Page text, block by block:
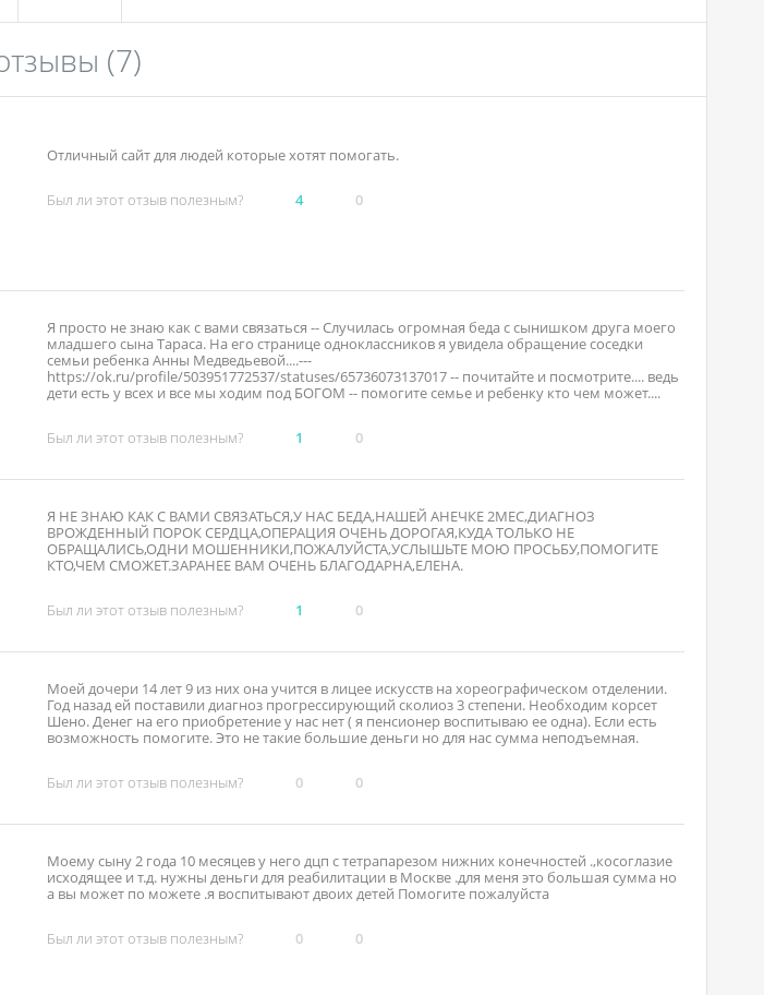
(7)
Отличный сайт для людей которые хотят помогать.
Был ли этот отзыв полезным? 4 0
Я просто не знаю как с вами связаться -- Случилась огромная беда с сынишком друга моего
младшего сына Тараса. На его странице одноклассников я увидела обращение соседки
семьи ребенка Анны Медведьевой....---
https://ok.ru/profile/503951772537/statuses/65736073137017 -- почитайте и посмотрите.... ведь
дети есть у всех и все мы ходим под БОГОМ -- помогите семье и ребенку кто чем может....
Был ли этот отзыв полезным? 1 0
Я НЕ ЗНАЮ КАК С ВАМИ СВЯЗАТЬСЯ,У НАС БЕДА,НАШЕЙ АНЕЧКЕ 2МЕС,ДИАГНОЗ
ВРОЖДЕННЫЙ ПОРОК СЕРДЦА,ОПЕРАЦИЯ ОЧЕНЬ ДОРОГАЯ,КУДА ТОЛЬКО НЕ
ОБРАЩАЛИСЬ,ОДНИ МОШЕННИКИ,ПОЖАЛУЙСТА,УСЛЫШЬТЕ МОЮ ПРОСЬБУ,ПОМОГИТЕ
КТО,ЧЕМ СМОЖЕТ.ЗАРАНЕЕ ВАМ ОЧЕНЬ БЛАГОДАРНА,ЕЛЕНА.
Был ли этот отзыв полезным? 1 0
Моей дочери 14 лет 9 из них она учится в лицее искусств на хореографическом отделении.
Год назад ей поставили диагноз прогрессирующий сколиоз 3 степени. Необходим корсет
Шено. Денег на его приобретение у нас нет ( я пенсионер воспитываю ее одна). Если есть
возможность помогите. Это не такие большие деньги но для нас сумма неподъемная.
Был ли этот отзыв полезным? 0 0
Моему сыну 2 года 10 месяцев у него дцп с тетрапарезом нижних конечностей .,косоглазие
исходящее и т.д. нужны деньги для реабилитации в Москве .для меня это большая сумма но
а вы может по можете .я воспитывают двоих детей Помогите пожалуйста
Был ли этот отзыв полезным? 0 0